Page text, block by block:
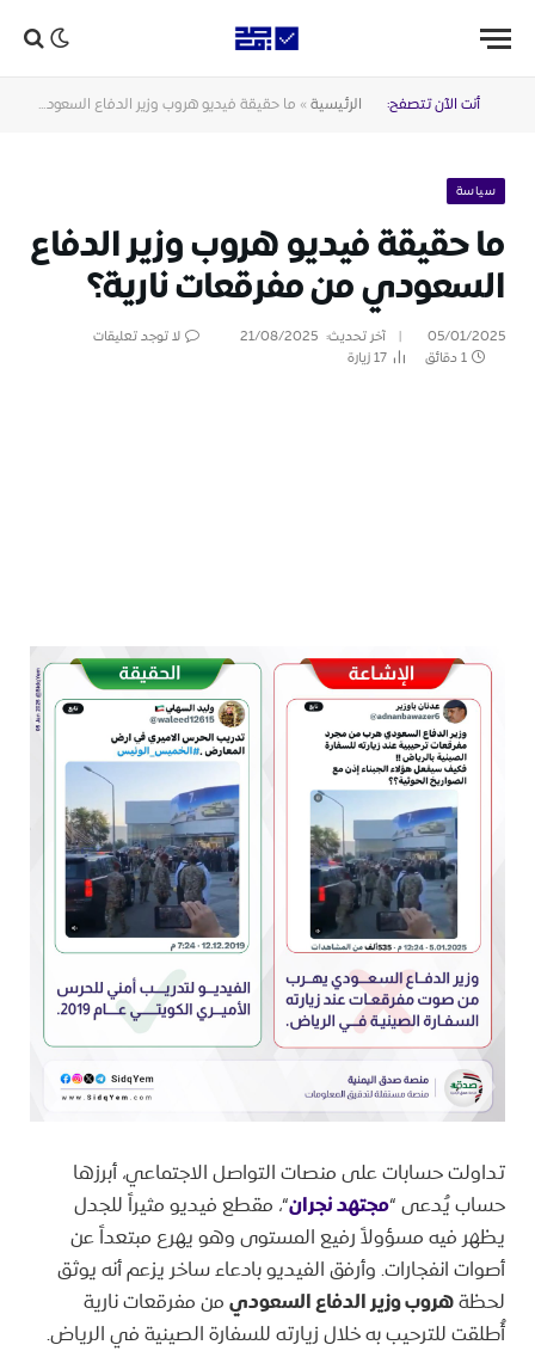
أنت الآن تتصفح: الرئيسية » ما حقيقة فيديو هروب وزير الدفاع السعودي من مفرقعات نارية؟
سياسة
ما حقيقة فيديو هروب وزير الدفاع
السعودي من مفرقعات نارية؟
05/01/2025 آخر تحديث: 21/08/2025
لا توجد تعليقات
1 دقائق
17زيارة
تداولت حسابات على منصات التواصل الاجتماعي، أبرزها
حساب يُدعى “مجتهد نجران“، مقطع فيديو مثيراً للجدل
يظهر فيه مسؤولاً رفيع المستوى وهو يهرع مبتعداً عن
أصوات انفجارات. وأرفق الفيديو بادعاء ساخر يزعم أنه يوثق
لحظةهروب وزير الدفاع السعوديمن مفرقعات نارية
أُطلقت للترحيب به خلال زيارته للسفارة الصينية في الرياض.